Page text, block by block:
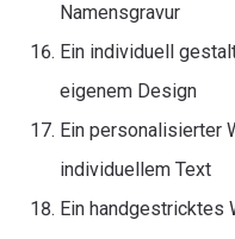
Namensgravur
Ein individuell
eigenem Design
Ein personalisierter
individuellem Text
Ein handgestricktes